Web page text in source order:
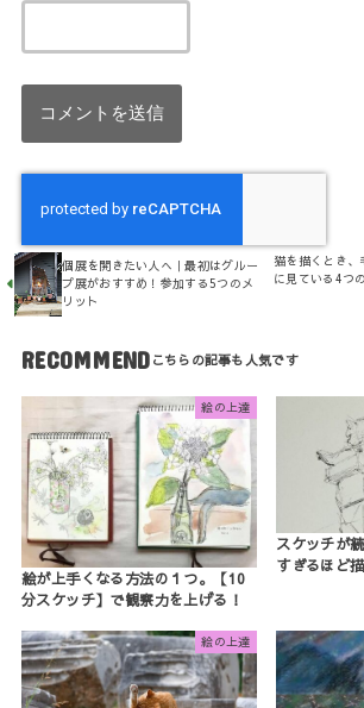
個展を開きたい人へ｜最初はグルー
プ展がおすすめ！参加する5つのメ
リット
猫を描くとき、
に見ている4つ
RECOMMEND
絵の上達
絵が上手くなる方法の１つ。【10
分スケッチ】で観察力を上げる！
スケッチが
すぎるほど
絵の上達